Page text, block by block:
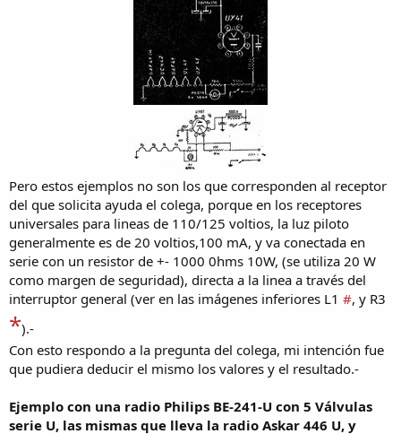
Pero estos ejemplos no son los que corresponden al receptor
del que solicita ayuda el colega, porque en los receptores
universales para lineas de 110/125 voltios, la luz piloto
generalmente es de 20 voltios,100 mA, y va conectada en
serie con un resistor de +- 1000 0hms 10W, (se utiliza 20 W
como margen de seguridad), directa a la linea a través del
interruptor general (ver en las imágenes inferiores L1 #, y R3
*).-
Con esto respondo a la pregunta del colega, mi intención fue
que pudiera deducir el mismo los valores y el resultado.-
Ejemplo con una radio Philips BE-241-U con 5 Válvulas
serie U, las mismas que lleva la radio Askar 446 U, y